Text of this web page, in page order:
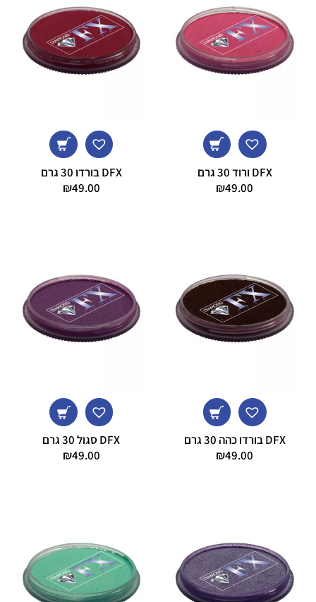
DFX ורוד 30 גרם
₪49.00
DFX בורדו 30 גרם
₪49.00
DFX בורדו כהה 30 גרם
₪49.00
DFX סגול 30 גרם
₪49.00